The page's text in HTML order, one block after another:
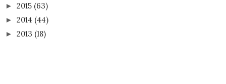
► 2015 (63)
► 2014 (44)
► 2013 (18)